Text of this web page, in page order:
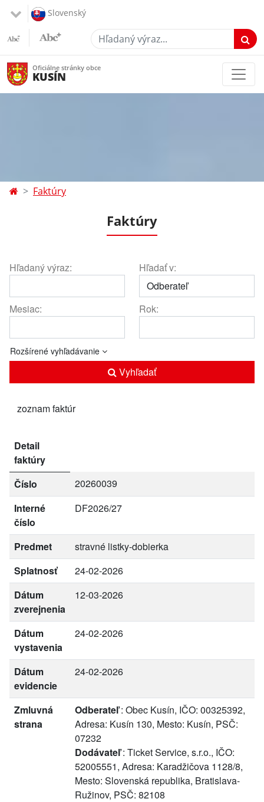
Slovenský
Hľadaný výraz...
Oficiálne stránky obce
KUSÍN
Faktúry
Faktúry
Hľadaný výraz: Hľadať v:
Mesiac: Rok:
Rozšírené vyhľadávanie
Vyhľadať
zoznam faktúr
Detail
faktúry
Číslo
20260039
Interné
číslo
DF2026/27
Predmet
stravné listky-dobierka
Splatnosť
24-02-2026
Dátum
zverejnenia
12-03-2026
Dátum
vystavenia
24-02-2026
Dátum
evidencie
24-02-2026
Zmluvná
strana
Odberateľ: Obec Kusín, IČO: 00325392,
Adresa: Kusín 130, Mesto: Kusín, PSČ:
07232
Dodávateľ: Ticket Service, s.r.o., IČO:
52005551, Adresa: Karadžičova 1128/8,
Mesto: Slovenská republika, Bratislava-
Ružinov, PSČ: 82108